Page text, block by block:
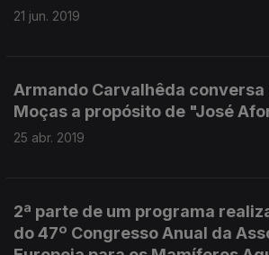
21 jun. 2019
Armando Carvalhêda conversa
Moças a propósito de "José
25 abr. 2019
2ª parte de um programa
do 47º Congresso Anual da